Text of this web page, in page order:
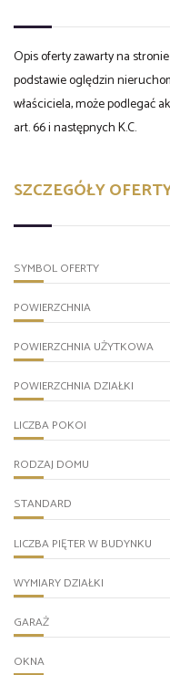
Opis oferty zawarty na
podstawie oględzin
właściciela, może podlegać
art. 66 i następnych K.C.
SZCZEGÓŁY
SYMBOL OFERTY
POWIERZCHNIA
POWIERZCHNIA UŻYTKOWA
POWIERZCHNIA DZIAŁKI
LICZBA POKOI
RODZAJ DOMU
STANDARD
LICZBA PIĘTER W BUDYNKU
WYMIARY DZIAŁKI
GARAŻ
OKNA